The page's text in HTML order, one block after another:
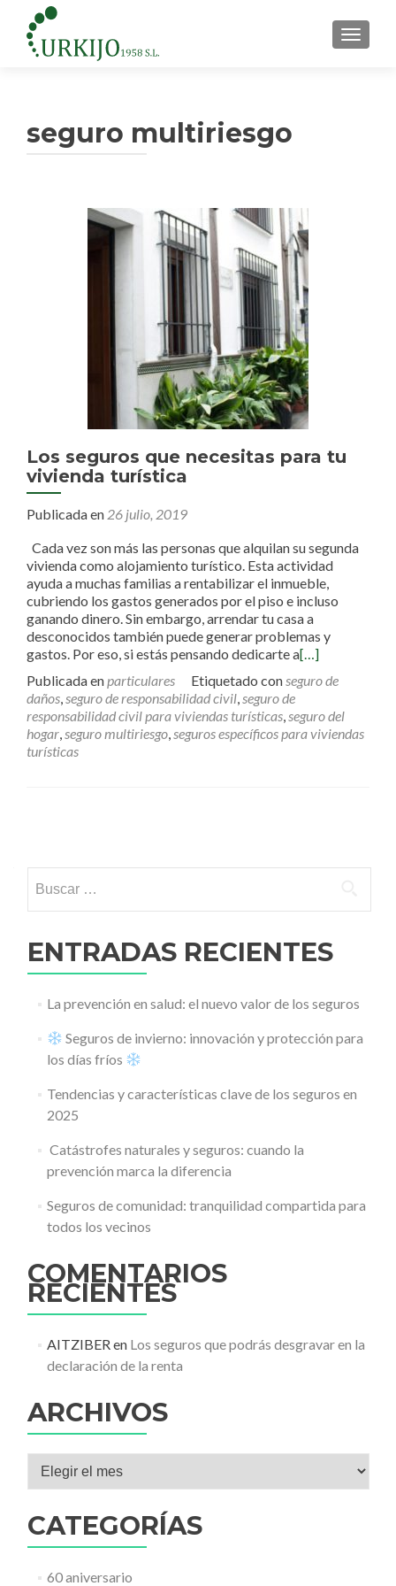
seguro multiriesgo
Los seguros que necesitas para tu
vivienda turística
Publicada en 26 julio, 2019
Cada vez son más las personas que alquilan su segunda
vivienda como alojamiento turístico. Esta actividad
ayuda a muchas familias a rentabilizar el inmueble,
cubriendo los gastos generados por el piso e incluso
ganando dinero. Sin embargo, arrendar tu casa a
desconocidos también puede generar problemas y
gastos. Por eso, si estás pensando dedicarte a[…]
Publicada enparticulares Etiquetado conseguro de
daños,seguro de responsabilidad civil,seguro de
responsabilidad civil para viviendas turísticas,seguro del
hogar,seguro multiriesgo,seguros específicos para viviendas
turísticas
ENTRADAS RECIENTES
La prevención en salud: el nuevo valor de los seguros
Seguros de invierno: innovación y protección para
los días fríos
Tendencias y características clave de los seguros en
2025
️ Catástrofes naturales y seguros: cuando la
prevención marca la diferencia
Seguros de comunidad: tranquilidad compartida para
todos los vecinos
COMENTARIOS
RECIENTES
AITZIBERen Los seguros que podrás desgravar en la
declaración de la renta
ARCHIVOS
Archivos
CATEGORÍAS
60 aniversario